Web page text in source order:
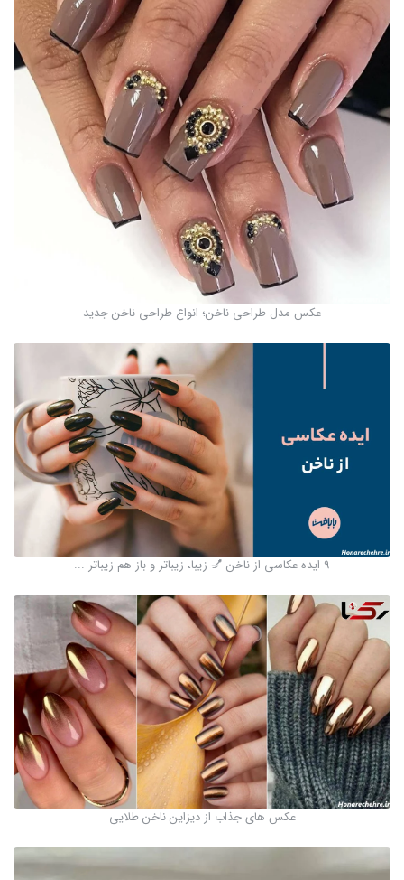
عکس مدل طراحی ناخن؛ انواع طراحی ناخن جدید
9 ایده عکاسی از ناخن 💅 زیبا، زیباتر و باز هم زیباتر ...
عکس های جذاب از دیزاین ناخن طلایی